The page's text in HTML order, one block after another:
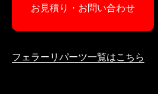
お見積り・お問い合わせ
フェラーリパーツ一覧はこちら